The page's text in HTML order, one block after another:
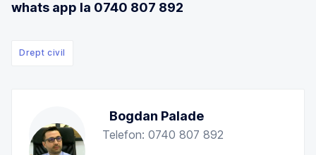
whats app la 0740 807 892
Drept civil
Bogdan Palade
Telefon: 0740 807 892